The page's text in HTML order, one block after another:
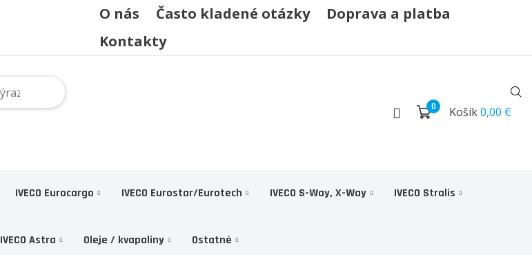
O nás Často kladené otázky
Doprava a platba
Kontakty
0 Košík0,00 €
IVECO Eurocargo IVECO Eurostar/Eurotech IVECO S-Way, X-Way IVECO Stralis
IVECO Astra Oleje / kvapaliny Ostatné